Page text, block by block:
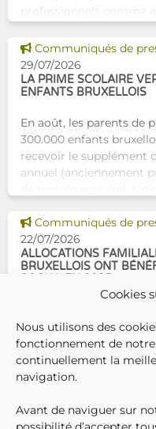
Cookies
Nous utilisons des
fonctionnement de
continuellement la
navigation.
Avant de naviguer sur
professionnels comme
Tam-Tam apporte une
concrète avec une
dest
Voir cette news
Communiqués de
29/07/2026
LA PRIME SCOLAIRE
ENFANTS BRUXELLOIS
En août, les parents de
300.000 enfants
recevoir le supplément
annuel (anciennement
commencer la
Voir cette news
Communiqués de
22/07/2026
ALLOCATIONS
BRUXELLOIS ONT
En décembre 2025,
enfants bruxellois
aux allocations
Parmi eux, 128.222
supplément social en
montant de base de
QUI